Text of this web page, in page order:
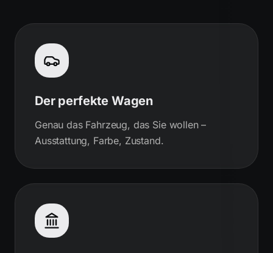
Der perfekte Wagen
Genau das Fahrzeug, das Sie wollen –
Ausstattung, Farbe, Zustand.